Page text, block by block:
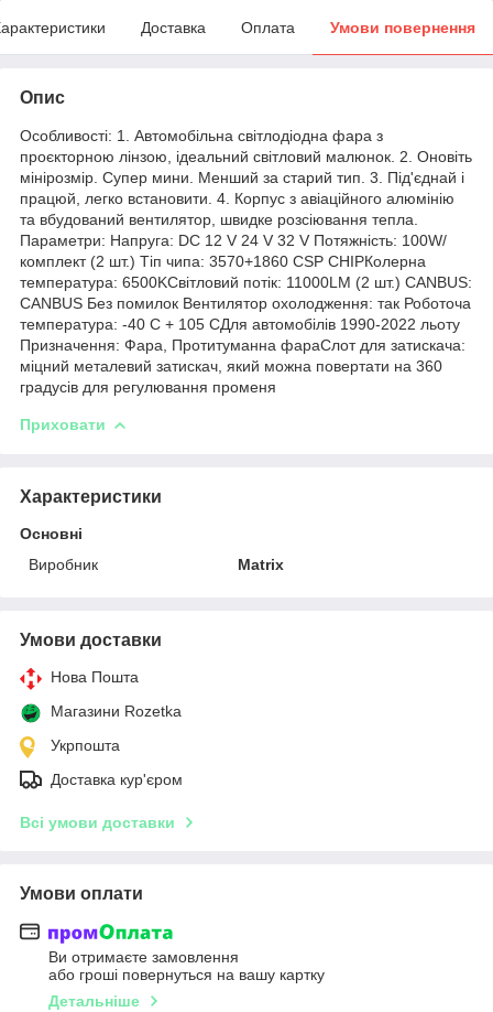
Доставка Оплата Умови повернення
Опис
Особливості: 1. Автомобільна світлодіодна фара з
проєкторною лінзою, ідеальний світловий малюнок. 2. Оновіть
мінірозмір. Супер мини. Менший за старий тип. 3. Під'єднай і
працюй, легко встановити. 4. Корпус з авіаційного алюмінію
та вбудований вентилятор, швидке розсіювання тепла.
Параметри: Напруга: DC 12 V 24 V 32 V Потяжність: 100W/
комплект (2 шт.) Тіп чипа: 3570+1860 CSP CHIPКолерна
температура: 6500KСвітловий потік: 11000LM (2 шт.) CANBUS:
CANBUS Без помилок Вентилятор охолодження: так Роботоча
температура: -40 C + 105 CДля автомобілів 1990-2022 льоту
Призначення: Фара, Протитуманна фараСлот для затискача:
міцний металевий затискач, який можна повертати на 360
градусів для регулювання променя
Приховати
Характеристики
Основні
Виробник
Matrix
Умови доставки
Нова Пошта
Магазини Rozetka
Укрпошта
Доставка кур'єром
Всі умови доставки
Умови оплати
Ви отримаєте замовлення
або гроші повернуться на вашу картку
Детальніше